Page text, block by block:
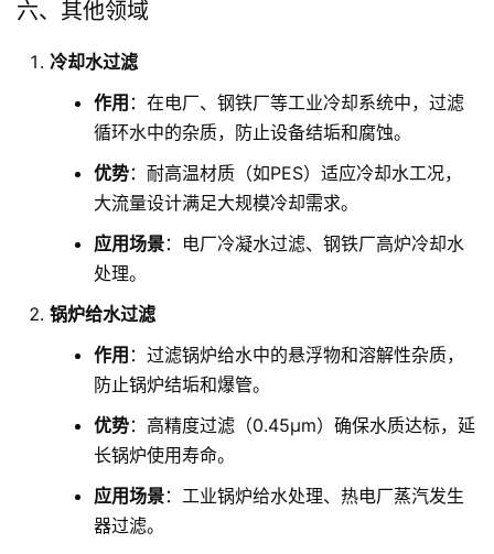
六、其他领域
冷却水过滤
作用 ：在电厂、钢铁厂等工业冷却系统中，过滤
循环水中的杂质，防止设备结垢和腐蚀。
优势：耐高温材质（如PES）适应冷却水工况，
大流量设计满足大规模冷却需求。
应用场景：电厂冷凝水过滤、钢铁厂高炉冷却水
处理。
锅炉给水过滤
作用 ：过滤锅炉给水中的悬浮物和溶解性杂质，
防止锅炉结垢和爆管。
优势：高精度过滤（0.45μm）确保水质达标，延
长锅炉使用寿命。
应用场景：工业锅炉给水处理、热电厂蒸汽发生
器过滤。